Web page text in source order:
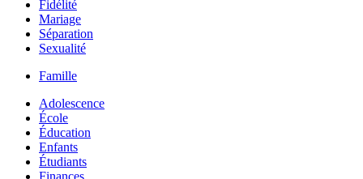
Fidélité
Mariage
Séparation
Sexualité
Famille
Adolescence
École
Éducation
Enfants
Étudiants
Finances